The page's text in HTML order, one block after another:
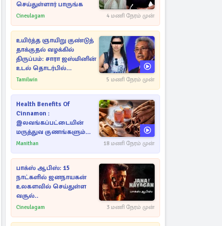
செய்துள்ளார் பாருங்க
Cineulagam 4 மணி நேரம் முன்
உயிர்த்த ஞாயிறு குண்டுத்
தாக்குதல் வழக்கில்
திருப்பம்: சாரா ஜஸ்மினின்
உடல் தொடர்பில்
நீதிமன்றத்தில் வெளியான
Tamilwin 5 மணி நேரம் முன்
Health Benefits Of
Cinnamon :
இலவங்கப்பட்டையின்
மருத்துவ குணங்களும்
ஆரோக்கிய
Manithan 18 மணி நேரம் முன்
பாக்ஸ் ஆபிஸ்: 15
நாட்களில் ஜனநாயகன்
உலகளவில் செய்துள்ள
வசூல்..
Cineulagam 3 மணி நேரம் முன்